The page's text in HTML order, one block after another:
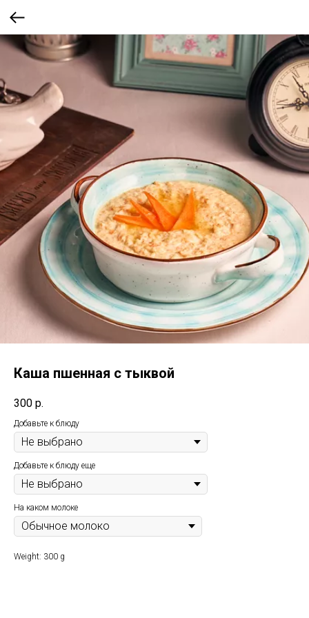
Каша пшенная с тыквой
300 р.
Добавьте к блюду
Добавьте к блюду еще
На каком молоке
Weight: 300 g